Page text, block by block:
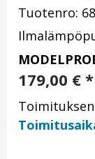
Tuotenro:
MODEL
179,00 € *